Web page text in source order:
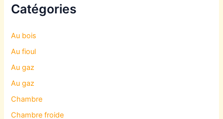
Catégories
Au bois
Au fioul
Au gaz
Au gaz
Chambre
Chambre froide